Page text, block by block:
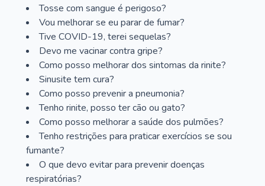
Tosse com sangue é perigoso?
Vou melhorar se eu parar de fumar?
Tive COVID-19, terei sequelas?
Devo me vacinar contra gripe?
Como posso melhorar dos sintomas da rinite?
Sinusite tem cura?
Como posso prevenir a pneumonia?
Tenho rinite, posso ter cão ou gato?
Como posso melhorar a saúde dos pulmões?
Tenho restrições para praticar exercícios se sou
fumante?
O que devo evitar para prevenir doenças
respiratórias?